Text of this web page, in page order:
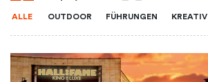
ALLE OUTDOOR FÜHRUNGEN KREATIV